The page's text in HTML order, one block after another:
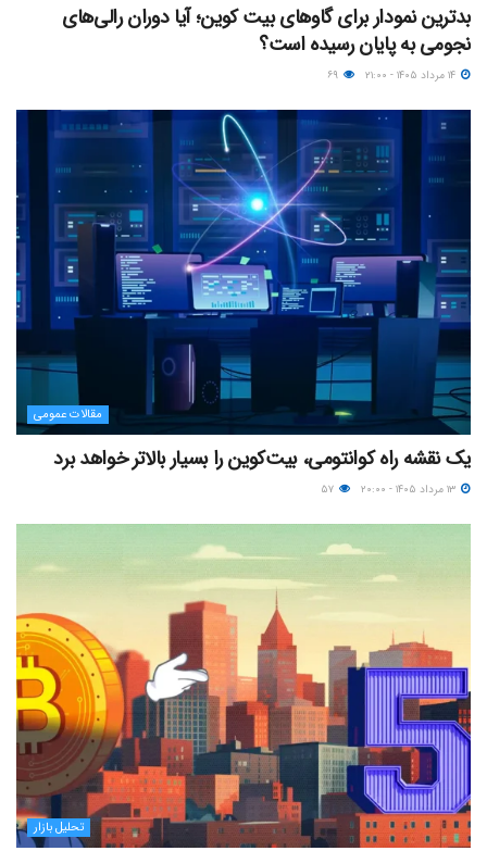
بدترین نمودار برای گاوهای بیت کوین؛ آیا دوران رالی‌های
نجومی به پایان رسیده است؟
مقالات عمومی
یک نقشه راه کوانتومی، بیت‌کوین را بسیار بالاتر خواهد برد
تحلیل بازار